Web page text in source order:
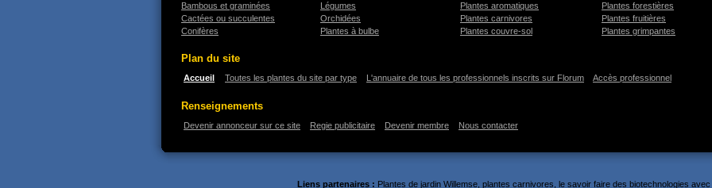
Bambous et graminées
Cactées ou succulentes
Conifères
Légumes
Orchidées
Plantes à bulbe
Plantes aromatiques
Plantes carnivores
Plantes couvre-sol
Plantes forestières
Plantes fruitières
Plantes grimpantes
Plan du site
Accueil Toutes les plantes du site par type L'annuaire de tous les professionnels inscrits sur Florum Accès professionnel
Renseignements
Devenir annonceur sur ce site Regie publicitaire Devenir membre Nous contacter
Liens partenaires : Plantes de jardin Willemse, plantes carnivores le savoir faire des biotechnologies avec